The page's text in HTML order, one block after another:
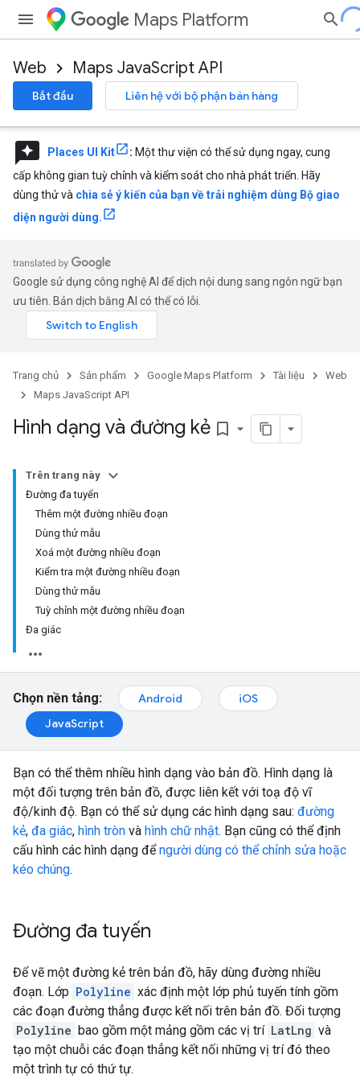
Maps Platform
Web Maps JavaScript API
Bắt đầu Liên hệ với bộ phận bán hàng
reviews Places UI Kit : Một thư viện có thể sử dụng ngay, cung
cấp không gian tuỳ chỉnh và kiểm soát cho nhà phát triển. Hãy
dùng thử và chia sẻ ý kiến của bạn về trải nghiệm dùng Bộ giao
diện người dùng.
Google sử dụng công nghệ AI để dịch nội dung sang ngôn ngữ bạn
ưu tiên. Bản dịch bằng AI có thể có lỗi.
Trang chủ Sản phẩm Google Maps Platform Tài liệu
Web
Maps JavaScript API
Hình dạng và đường kẻ bookmark_border
Trên trang này
Đường đa tuyến
Thêm một đường nhiều đoạn
Dùng thử mẫu
Xoá một đường nhiều đoạn
Kiểm tra một đường nhiều đoạn
Dùng thử mẫu
Tuỳ chỉnh một đường nhiều đoạn
Đa giác
Chọn nền tảng: Android
iOS
JavaScript
Bạn có thể thêm nhiều hình dạng vào bản đồ. Hình dạng là
một đối tượng trên bản đồ, được liên kết với toạ độ vĩ
độ/kinh độ. Bạn có thể sử dụng các hình dạng sau: đường
kẻ, đa giác, hình tròn và hình chữ nhật. Bạn cũng có thể định
cấu hình các hình dạng đểngười dùng có thể chỉnh sửa hoặc
kéo chúng.
Đường đa tuyến
Để vẽ một đường kẻ trên bản đồ, hãy dùng đường nhiều
đoạn. Lớp Polyline xác định một lớp phủ tuyến tính gồm
các đoạn đường thẳng được kết nối trên bản đồ. Đối tượng
Polyline bao gồm một mảng gồm các vị trí LatLng và
tạo một chuỗi các đoạn thẳng kết nối những vị trí đó theo
một trình tự có thứ tự.